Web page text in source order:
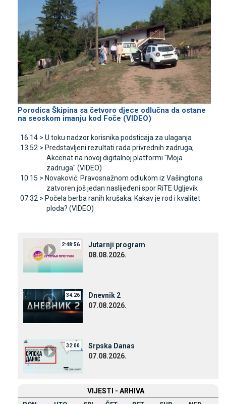
Porodica Škipina sa četvoro djece odlučna da ostane
na seoskom imanju kod Foče (VIDEO)
16:14 > U toku nadzor korisnika podsticaja za ulaganja
13:52 > Predstavljeni rezultati rada privrednih zadruga;
Akcenat na novoj digitalnoj platformi "Moja
zadruga" (VIDEO)
10:15 > Novaković: Pravosnažnom odlukom iz Vašingtona
zatvoren još jedan naslijeđeni spor RiTE Ugljevik
07:32 > Počela berba ranih krušaka; Kakav je rod i kvalitet
ploda? (VIDEO)
2:48:56
Јutarnji program
08.08.2026.
34:26
Dnevnik 2
07.08.2026.
32:00
Srpska Danas
07.08.2026.
VIЈESTI - ARHIVA